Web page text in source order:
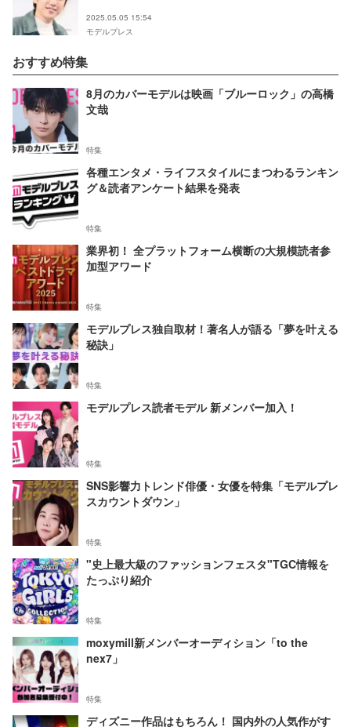
2025.05.05 15:54
モデルプレス
おすすめ特集
8月のカバーモデルは映画「ブルーロック」の高橋
文哉
特集
各種エンタメ・ライフスタイルにまつわるランキン
グ＆読者アンケート結果を発表
特集
業界初！ 全プラットフォーム横断の大規模読者参
加型アワード
特集
モデルプレス独自取材！著名人が語る「夢を叶える
秘訣」
特集
モデルプレス読者モデル 新メンバー加入！
特集
SNS影響力トレンド俳優・女優を特集「モデルプレ
スカウントダウン」
特集
"史上最大級のファッションフェスタ"TGC情報を
たっぷり紹介
特集
moxymill新メンバーオーディション「to the
nex7」
特集
ディズニー作品はもちろん！ 国内外の人気作がす